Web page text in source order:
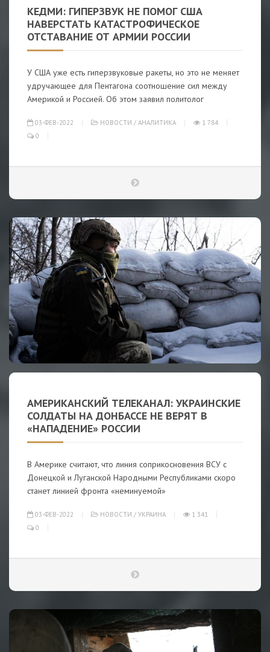
КЕДМИ: ГИПЕРЗВУК НЕ ПОМОГ США
НАВЕРСТАТЬ КАТАСТРОФИЧЕСКОЕ
ОТСТАВАНИЕ ОТ АРМИИ РОССИИ
У США уже есть гиперзвуковые ракеты, но это не меняет
удручающее для Пентагона соотношение сил между
Америкой и Россией. Об этом заявил политолог
03-ФЕВ-2022 НОВОСТИ / АНАЛИТИКА
1 784
0
АМЕРИКАНСКИЙ ТЕЛЕКАНАЛ: УКРАИНСКИЕ
СОЛДАТЫ НА ДОНБАССЕ НЕ ВЕРЯТ В
«НАПАДЕНИЕ» РОССИИ
В Америке считают, что линия соприкосновения ВСУ с
Донецкой и Луганской Народными Республиками скоро
станет линией фронта «неминуемой»
03-ФЕВ-2022 НОВОСТИ / УКРАИНА
1 341
0